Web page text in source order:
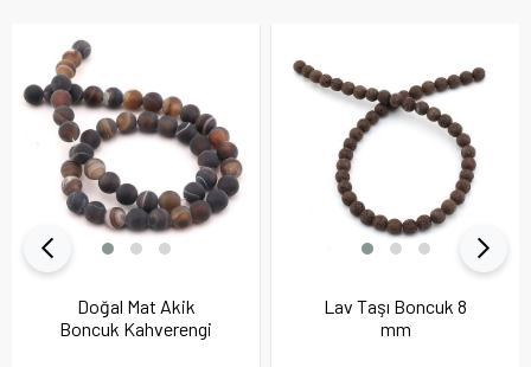
Doğal Mat Akik
Boncuk Kahverengi
Lav Taşı Boncuk 8
mm